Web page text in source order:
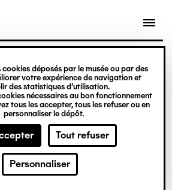
cookies déposés par le musée ou par des
votre expérience de navigation et
des statistiques d’utilisation.
nécessaires au bon fonctionnement
tous les accepter, tous les refuser ou en
personnaliser le dépôt.
Tout refuser
Personnaliser